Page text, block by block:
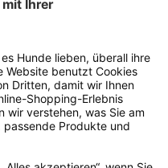
Artikel
das
Hast du als
Email an
zu unseren
wir dir ein